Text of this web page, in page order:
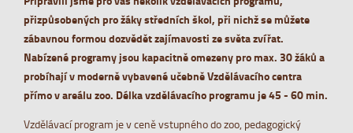
přizpůsobených pro žáky středních škol, při nichž se můžete
zábavnou formou dozvědět zajímavosti ze světa zvířat.
Nabízené programy jsou kapacitně omezeny pro max. 30 žáků a
probíhají v moderně vybavené učebně Vzdělávacího centra
přímo v areálu zoo. Délka vzdělávacího programu je 45 - 60 min.
Vzdělávací program je v ceně vstupného do zoo, pedagogický